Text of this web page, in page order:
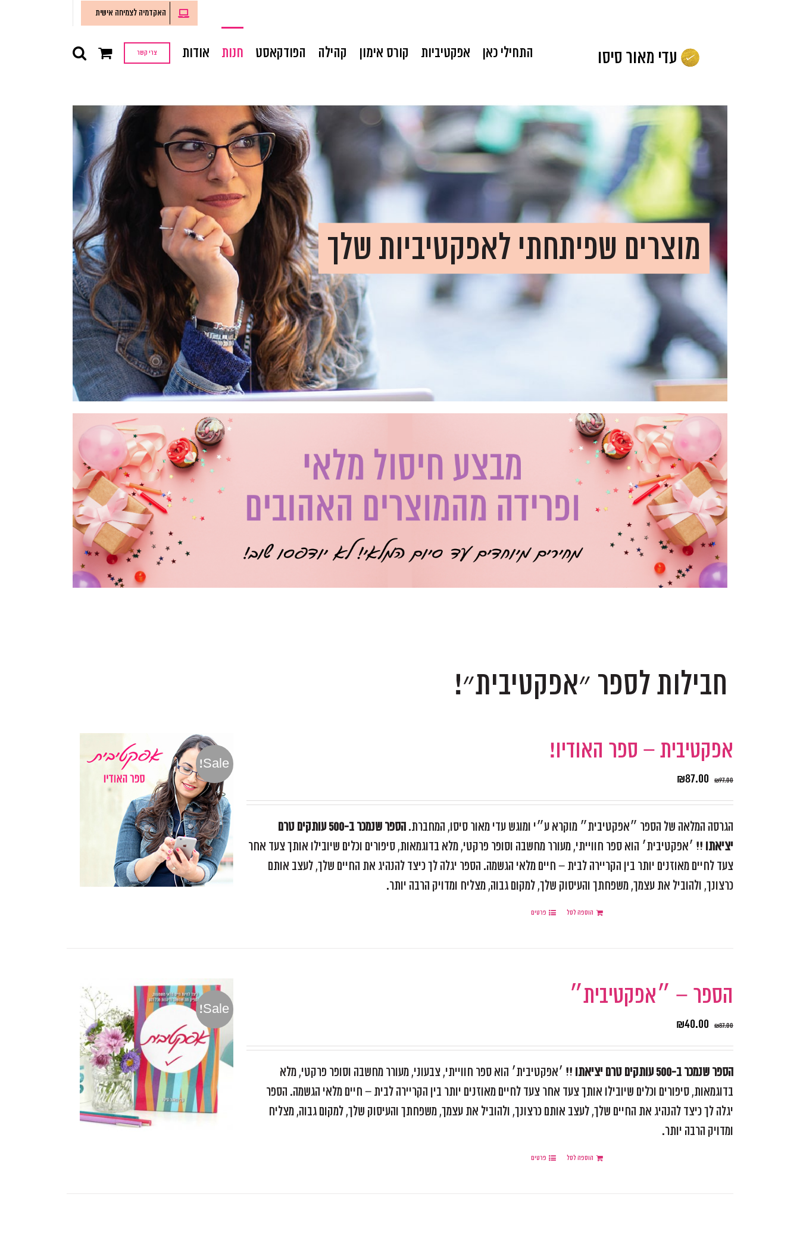
האקדמיה לצמיחה אישית
התחילי כאן אפקטיביות קורס אימון קהילה הפודקאסט חנות אודות צרי קשר
מוצרים שפיתחתי לאפקטיביות שלך
חבילות לספר ״אפקטיבית״!
Sale!
אפקטיבית – ספר האודיו!
₪97.00
₪87.00
הגרסה המלאה של הספר ״אפקטיבית״ מוקרא ע״י ומוגש עדי מאור סיסו, המחברת.
הספר שנמכר ב-500 עותקים טרם
יציאתו !! ׳אפקטיבית׳ הוא ספר חווייתי, מעורר מחשבה וסופר פרקטי, מלא בדוגמאות, סיפורים וכלים שיובילו אותך צעד אחר
צעד לחיים מאוזנים יותר בין הקריירה לבית – חיים מלאי הגשמה. הספר יגלה לך כיצד להנהיג את החיים שלך, לעצב אותם
כרצונך, ולהוביל את עצמך, משפחתך והעיסוק שלך, למקום גבוה, מצליח ומדויק הרבה יותר.
הוספה לסל פרטים
Sale!
הספר – ״אפקטיבית״
₪87.00
₪40.00
הספר שנמכר ב-500 עותקים טרם יציאתו !!
׳אפקטיבית׳ הוא ספר חווייתי, צבעוני, מעורר מחשבה וסופר פרקטי, מלא
בדוגמאות, סיפורים וכלים שיובילו אותך צעד אחר צעד לחיים מאוזנים יותר בין הקריירה לבית – חיים מלאי הגשמה. הספר
יגלה לך כיצד להנהיג את החיים שלך, לעצב אותם כרצונך, ולהוביל את עצמך, משפחתך והעיסוק שלך, למקום גבוה, מצליח
ומדויק הרבה יותר.
הוספה לסל פרטים